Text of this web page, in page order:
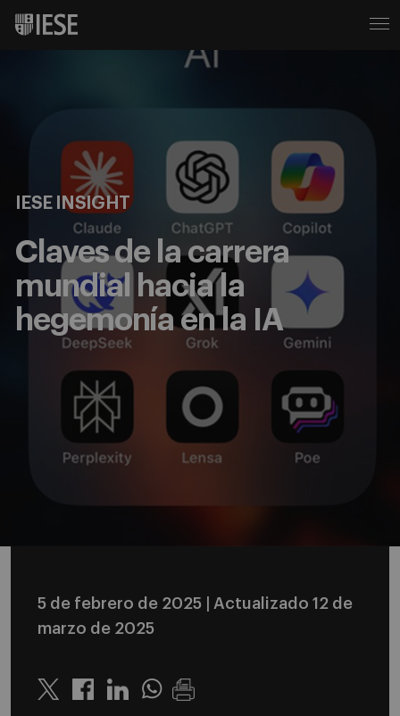
IESE INSIGHT
Claves de la carrera
mundial hacia la
hegemonía en la IA
5 de febrero de 2025
| Actualizado 12 de
marzo de 2025
Twitter LinkedinWhatsapp